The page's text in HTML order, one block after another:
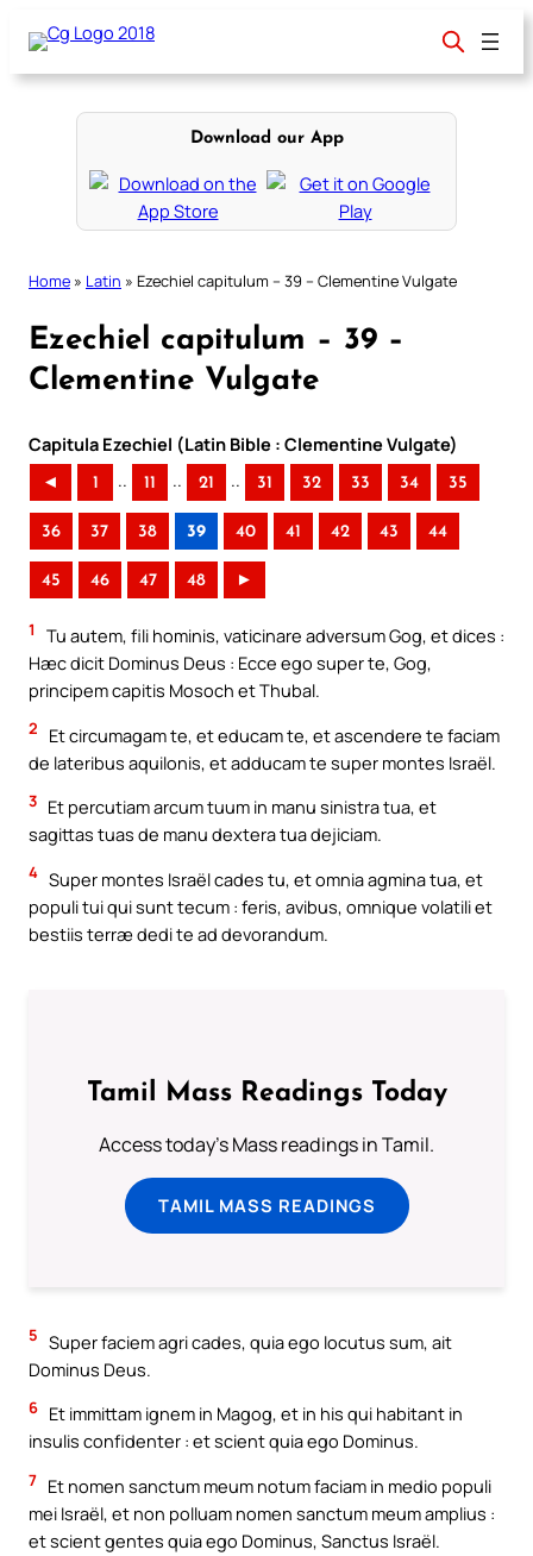
content
Download our App
Home » Latin » Ezechiel capitulum – 39 – Clementine Vulgate
Ezechiel capitulum – 39 –
Clementine Vulgate
Capitula Ezechiel (Latin Bible : Clementine Vulgate)
◄ 1 .. 11 .. 21 .. 31 32 33 34 35
36 37 38 39 40 41 42 43 44
45 46 47 48 ►
1
Tu autem, fili hominis, vaticinare adversum Gog, et dices :
Hæc dicit Dominus Deus : Ecce ego super te, Gog,
principem capitis Mosoch et Thubal.
2
Et circumagam te, et educam te, et ascendere te faciam
de lateribus aquilonis, et adducam te super montes Israël.
3 Et percutiam arcum tuum in manu sinistra tua, et
sagittas tuas de manu dextera tua dejiciam.
4 Super montes Israël cades tu, et omnia agmina tua, et
populi tui qui sunt tecum : feris, avibus, omnique volatili et
bestiis terræ dedi te ad devorandum.
Tamil Mass Readings Today
Access today's Mass readings in Tamil.
TAMIL MASS READINGS
5 Super faciem agri cades, quia ego locutus sum, ait
Dominus Deus.
6 Et immittam ignem in Magog, et in his qui habitant in
insulis confidenter : et scient quia ego Dominus.
7 Et nomen sanctum meum notum faciam in medio populi
mei Israël, et non polluam nomen sanctum meum amplius :
et scient gentes quia ego Dominus, Sanctus Israël.